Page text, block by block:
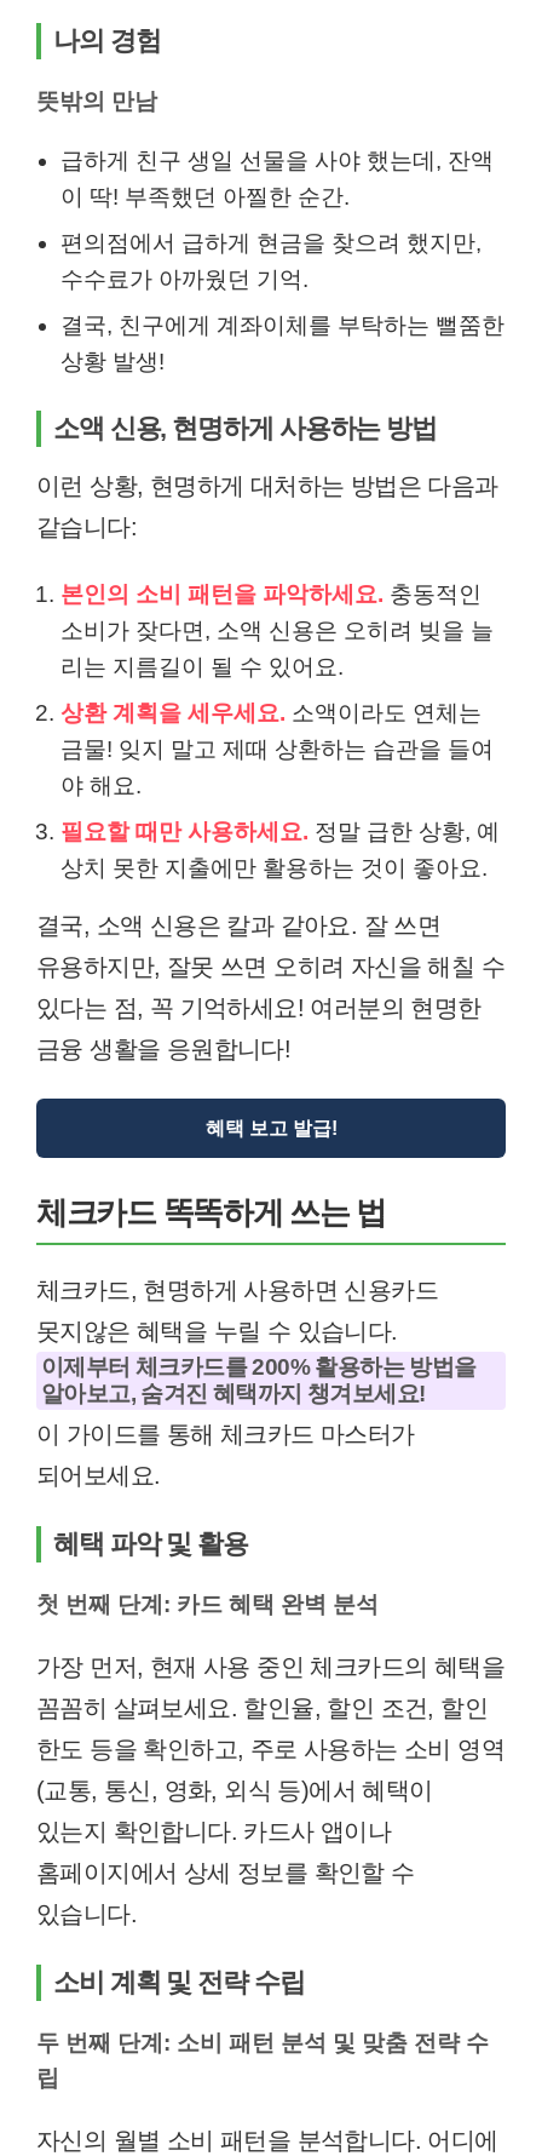
나의 경험
뜻밖의 만남
급하게 친구 생일 선물을 사야 했는데, 잔액
이 딱! 부족했던 아찔한 순간.
편의점에서 급하게 현금을 찾으려 했지만,
수수료가 아까웠던 기억.
결국, 친구에게 계좌이체를 부탁하는 뻘쭘한
상황 발생!
소액 신용, 현명하게 사용하는 방법
이런 상황, 현명하게 대처하는 방법은 다음과
같습니다:
본인의 소비 패턴을 파악하세요. 충동적인
소비가 잦다면, 소액 신용은 오히려 빚을 늘
리는 지름길이 될 수 있어요.
상환 계획을 세우세요. 소액이라도 연체는
금물! 잊지 말고 제때 상환하는 습관을 들여
야 해요.
필요할 때만 사용하세요. 정말 급한 상황, 예
상치 못한 지출에만 활용하는 것이 좋아요.
결국, 소액 신용은 칼과 같아요. 잘 쓰면
유용하지만, 잘못 쓰면 오히려 자신을 해칠 수
있다는 점, 꼭 기억하세요! 여러분의 현명한
금융 생활을 응원합니다!
혜택 보고 발급!
체크카드 똑똑하게 쓰는 법
체크카드, 현명하게 사용하면 신용카드
못지않은 혜택을 누릴 수 있습니다.
이제부터 체크카드를 200% 활용하는 방법을
알아보고, 숨겨진 혜택까지 챙겨보세요!
이 가이드를 통해 체크카드 마스터가
되어보세요.
혜택 파악 및 활용
첫 번째 단계: 카드 혜택 완벽 분석
가장 먼저, 현재 사용 중인 체크카드의 혜택을
꼼꼼히 살펴보세요. 할인율, 할인 조건, 할인
한도 등을 확인하고, 주로 사용하는 소비 영역
(교통, 통신, 영화, 외식 등)에서 혜택이
있는지 확인합니다. 카드사 앱이나
홈페이지에서 상세 정보를 확인할 수
있습니다.
소비 계획 및 전략 수립
두 번째 단계: 소비 패턴 분석 및 맞춤 전략 수
립
자신의 월별 소비 패턴을 분석합니다. 어디에